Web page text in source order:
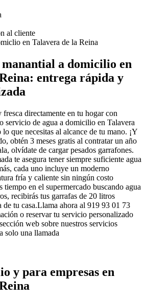
manantial a domicilio en
entrega rápida y
directamente en tu hogar con
servicio de agua a domicilio en Talavera
que necesitas al alcance de tu mano. ¡Y
obtén 3 meses gratis al contratar un año
olvídate de cargar pesados garrafones.
te asegura tener siempre suficiente agua
cada uno incluye un moderno
fría y caliente sin ningún costo
tiempo en el supermercado buscando agua
recibirás tus garrafas de 20 litros
de tu casa.Llama ahora al 919 93 01 73
o reservar tu servicio personalizado
web sobre nuestros servicios
solo una llamada
y para empresas en